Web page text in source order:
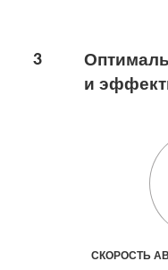
3
и
СКОРОСТЬ